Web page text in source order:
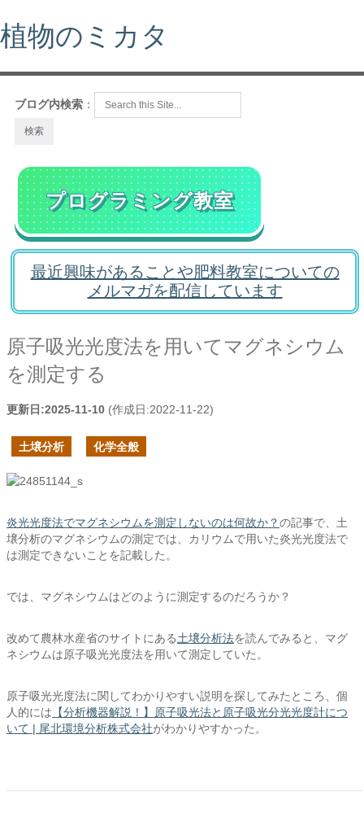
植物のミカタ
ブログ内検索 ：
プログラミング教室
最近興味があることや肥料教室についての
メルマガを配信しています
原子吸光光度法を用いてマグネシウム
を測定する
更新日:2025-11-10 (作成日:2022-11-22)
土壌分析 化学全般
炎光光度法でマグネシウムを測定しないのは何故か？の記事で、土
壌分析のマグネシウムの測定では、カリウムで用いた炎光光度法で
は測定できないことを記載した。
では、マグネシウムはどのように測定するのだろうか？
改めて農林水産省のサイトにある土壌分析法を読んでみると、マグ
ネシウムは原子吸光光度法を用いて測定していた。
原子吸光光度法に関してわかりやすい説明を探してみたところ、個
人的には 【分析機器解説！】原子吸光法と原子吸光分光光度計につ
いて | 尾北環境分析株式会社がわかりやすかった。